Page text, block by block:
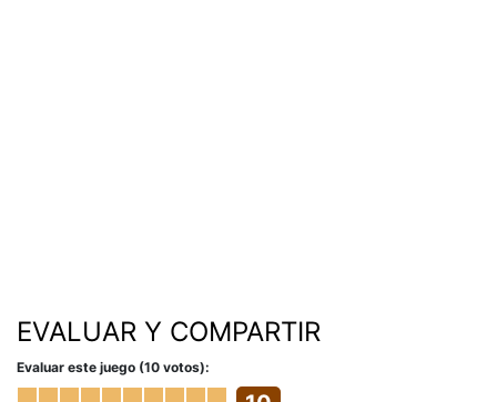
EVALUAR Y COMPARTIR
Evaluar este juego (10 votos):